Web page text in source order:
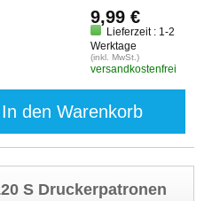
9,99 €
Lieferzeit : 1-2
Werktage
(inkl. MwSt.)
versandkostenfrei
In den Warenkorb
S Druckerpatronen